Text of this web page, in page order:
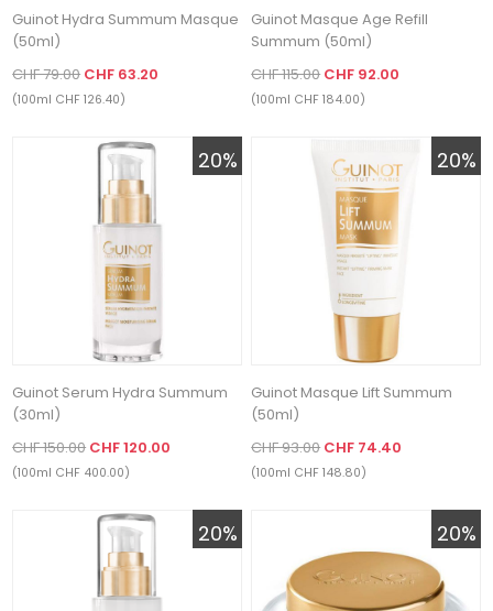
Guinot Hydra Summum Masque
(50ml)
CHF 79.00 CHF 63.20
(100ml CHF 126.40)
Guinot Masque Age Refill
Summum (50ml)
CHF 115.00CHF 92.00
(100ml CHF 184.00)
20%
Guinot Serum Hydra Summum
(30ml)
CHF 150.00 CHF 120.00
(100ml CHF 400.00)
20%
Guinot Masque Lift Summum
(50ml)
CHF 93.00CHF 74.40
(100ml CHF 148.80)
20% 20%